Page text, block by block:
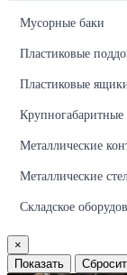
Мусорные баки
Пластиковые
Пластиковые
Крупногабаритные
Металлические
Металлические
Складское
×
Показать